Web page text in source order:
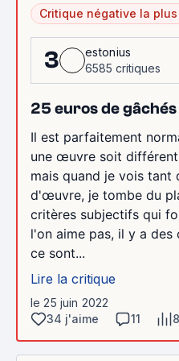
Critique négative la
3
estonius
6585 critiques
25 euros de gâchés
Il est parfaitement
une œuvre soit
mais quand je vois tant
d'œuvre, je tombe du
critères subjectifs qui
l'on aime pas, il y a
ce sont...
Lire la critique
le 25 juin 2022
34 j'aime
11